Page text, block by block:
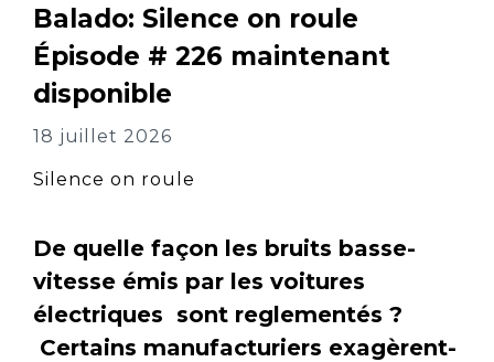
Balado: Silence on roule
Épisode # 226 maintenant
disponible
18 juillet 2026
Silence on roule
De quelle façon les bruits basse-
vitesse émis par les voitures
électriques sont reglementés ?
Certains manufacturiers exagèrent-